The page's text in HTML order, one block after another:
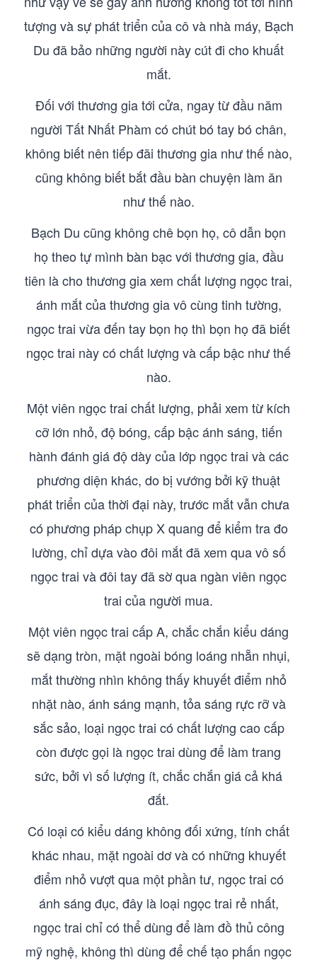
tượng và sự phát triển của cô và nhà máy, Bạch
Du đã bảo những người này cút đi cho khuất
mắt.
Đối với thương gia tới cửa, ngay từ đầu năm
người Tất Nhất Phàm có chút bó tay bó chân,
không biết nên tiếp đãi thương gia như thế nào,
cũng không biết bắt đầu bàn chuyện làm ăn
như thế nào.
Bạch Du cũng không chê bọn họ, cô dẫn bọn
họ theo tự mình bàn bạc với thương gia, đầu
tiên là cho thương gia xem chất lượng ngọc trai,
ánh mắt của thương gia vô cùng tinh tường,
ngọc trai vừa đến tay bọn họ thì bọn họ đã biết
ngọc trai này có chất lượng và cấp bậc như thế
nào.
Một viên ngọc trai chất lượng, phải xem từ kích
cỡ lớn nhỏ, độ bóng, cấp bậc ánh sáng, tiến
hành đánh giá độ dày của lớp ngọc trai và các
phương diện khác, do bị vướng bởi kỹ thuật
phát triển của thời đại này, trước mắt vẫn chưa
có phương pháp chụp X quang để kiểm tra đo
lường, chỉ dựa vào đôi mắt đã xem qua vô số
ngọc trai và đôi tay đã sờ qua ngàn viên ngọc
trai của người mua.
Một viên ngọc trai cấp A, chắc chắn kiểu dáng
sẽ dạng tròn, mặt ngoài bóng loáng nhẵn nhụi,
mắt thường nhìn không thấy khuyết điểm nhỏ
nhặt nào, ánh sáng mạnh, tỏa sáng rực rỡ và
sắc sảo, loại ngọc trai có chất lượng cao cấp
còn được gọi là ngọc trai dùng để làm trang
sức, bởi vì số lượng ít, chắc chắn giá cả khá
đắt.
Có loại có kiểu dáng không đối xứng, tính chất
khác nhau, mặt ngoài dơ và có những khuyết
điểm nhỏ vượt qua một phần tư, ngọc trai có
ánh sáng đục, đây là loại ngọc trai rẻ nhất,
ngọc trai chỉ có thể dùng để làm đồ thủ công
mỹ nghệ, không thì dùng để chế tạo phấn ngọc